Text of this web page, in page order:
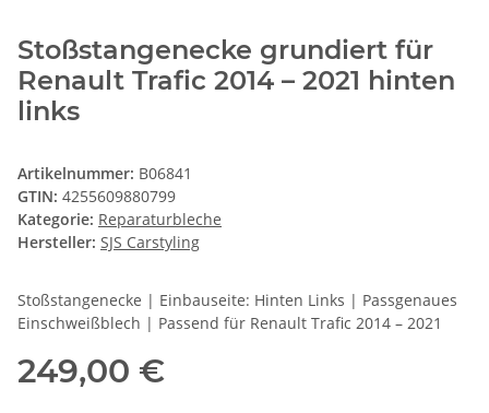
Stoßstangenecke grundiert für
Renault Trafic 2014 – 2021 hinten
links
Artikelnummer: B06841
GTIN: 4255609880799
Kategorie: Reparaturbleche
Hersteller: SJS Carstyling
Stoßstangenecke | Einbauseite: Hinten Links | Passgenaues
Einschweißblech | Passend für Renault Trafic 2014 – 2021
249,00 €